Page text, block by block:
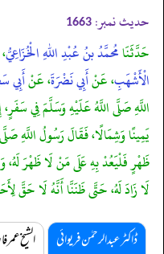
حدیث نمبر: 1663
حَدَّثَنَامُحمَّدُ بنُ عُبْدِ اللهِ الْخُزَاعِيُّ،
الْأَشْهَبِ، عَنْأَبِي نَضْرَةَ، عَنْأَبِي
اللَّهِ صَلَّى اللَّهُ عَلَيْهِ وَسَلَّمَ فِي
يَمِينًا وَشِمَالًا، فَقَالَ رَسُولُ اللَّهِ
ظَهْرٍ فَلْيَعُدْ بِهِ عَلَى مَنْ لَا ظَهْرَ
لَا زَادَ لَهُ، حَتَّى ظَنَنَّا أَنَّهُ لَا حَقَّ
ڈاکٹر عبدالرحمٰن فریوائی الشیخ